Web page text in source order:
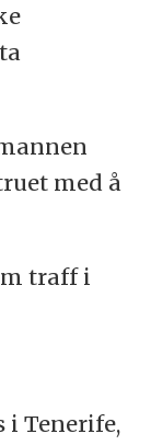
med å
traff i
i Tenerife,